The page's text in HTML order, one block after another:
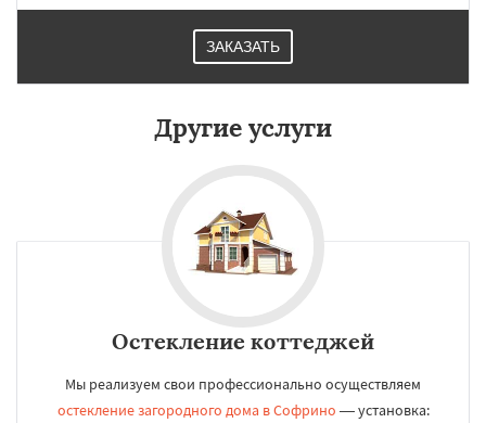
ЗАКАЗАТЬ
Другие услуги
Остекление коттеджей
Мы реализуем свои профессионально осуществляем
остекление загородного дома в Софрино — установка: